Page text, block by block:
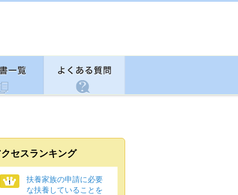
クセスランキング
扶養家族の申請に必要
な扶養していることを